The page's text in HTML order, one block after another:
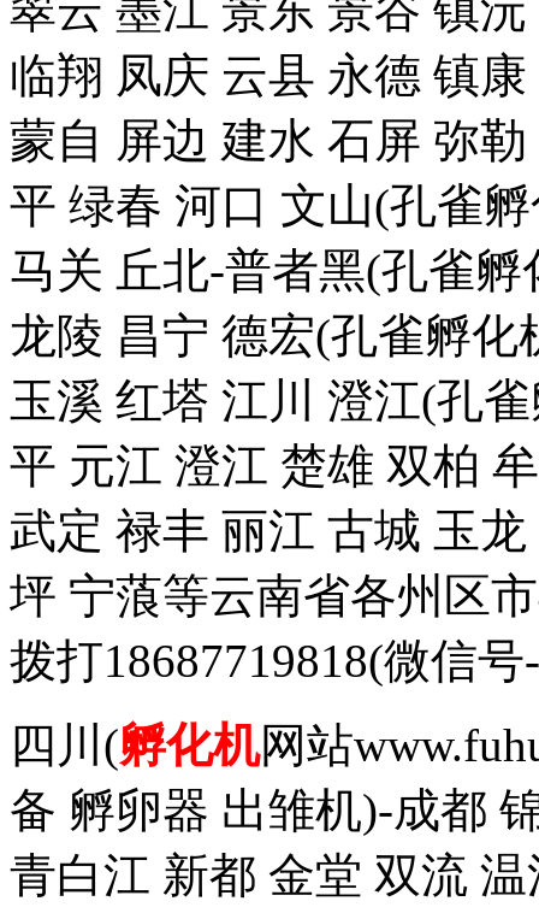
临翔 凤庆 云县 永德 镇
蒙自 屏边 建水 石屏 弥
平 绿春 河口 文山(孔雀
马关 丘北-普者黑(孔雀
龙陵 昌宁 德宏(孔雀孵
玉溪 红塔 江川 澄江(孔
平 元江 澄江 楚雄 双柏
武定 禄丰 丽江 古城 玉
坪 宁蒗等云南省各州区
拨打18687719818(微信
四川(孵化机网站
备 孵卵器 出雏机)-成都
青白江 新都 金堂 双流